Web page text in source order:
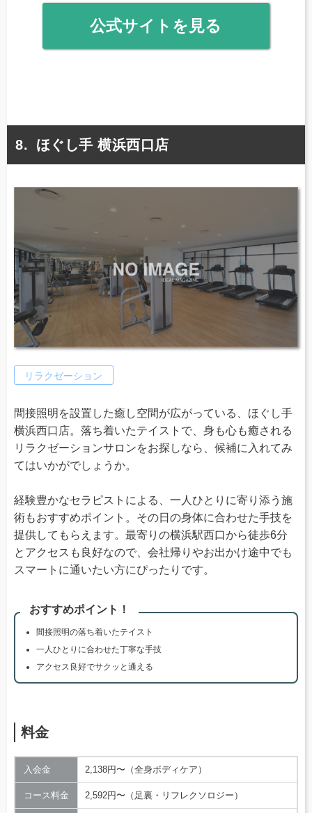
公式サイトを見る
ほぐし手 横浜西口店
リラクゼーション
間接照明を設置した癒し空間が広がっている、ほぐし手
横浜西口店。落ち着いたテイストで、身も心も癒される
リラクゼーションサロンをお探しなら、候補に入れてみ
てはいかがでしょうか。
経験豊かなセラピストによる、一人ひとりに寄り添う施
術もおすすめポイント。その日の身体に合わせた手技を
提供してもらえます。最寄りの横浜駅西口から徒歩6分
とアクセスも良好なので、会社帰りやお出かけ途中でも
スマートに通いたい方にぴったりです。
おすすめポイント！
間接照明の落ち着いたテイスト
一人ひとりに合わせた丁寧な手技
アクセス良好でサクッと通える
料金
入会金 2,138円〜（全身ボディケア）
コース料金 2,592円〜（足裏・リフレクソロジー）